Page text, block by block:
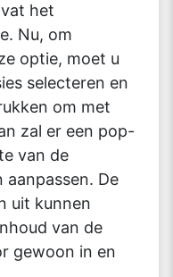
het
Nu, om
optie, moet u
selecteren en
om met
zal er een pop-
van de
aanpassen. De
uit kunnen
van de
gewoon in en